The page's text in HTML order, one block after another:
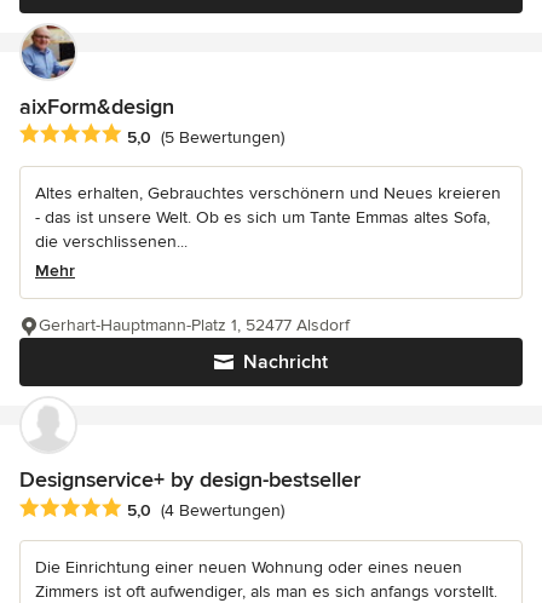
aixForm&design
Durchschnittliche Bewertung: 5 von 5 Sternen
5,0 (5 Bewertungen)
Altes erhalten, Gebrauchtes verschönern und Neues kreieren
- das ist unsere Welt. Ob es sich um Tante Emmas altes Sofa,
die verschlissenen...
Mehr
Nachricht
Gerhart-Hauptmann-Platz 1, 52477 Alsdorf
Designservice+ by design-bestseller
Durchschnittliche Bewertung: 5 von 5 Sternen
5,0 (4 Bewertungen)
Die Einrichtung einer neuen Wohnung oder eines neuen
Zimmers ist oft aufwendiger, als man es sich anfangs vorstellt.